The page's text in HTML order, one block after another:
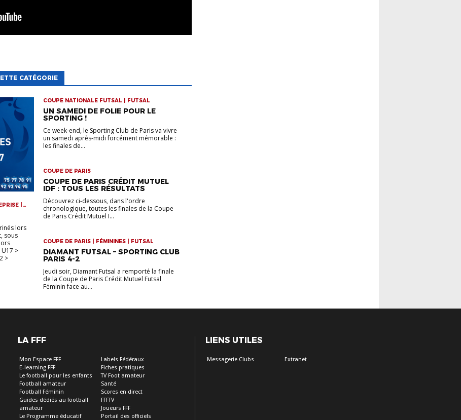
CATÉGORIE
|
lors
sous
U17 >
>
COUPE NATIONALE FUTSAL | FUTSAL
UN SAMEDI DE FOLIE POUR LE
SPORTING !
Ce week-end, le Sporting Club de Paris va vivre
un samedi après-midi forcément mémorable :
les finales de...
COUPE DE PARIS
COUPE DE PARIS CRÉDIT MUTUEL
IDF : TOUS LES RÉSULTATS
Découvrez ci-dessous, dans l'ordre
chronologique, toutes les finales de la Coupe
de Paris Crédit Mutuel I...
COUPE DE PARIS | FÉMININES | FUTSAL
DIAMANT FUTSAL – SPORTING CLUB
PARIS 4-2
Jeudi soir, Diamant Futsal a remporté la finale
de la Coupe de Paris Crédit Mutuel Futsal
Féminin face au...
LA FFF
Mon Espace FFF
E-learning FFF
Le football pour les enfants
Football amateur
Football Féminin
Guides dédiés au football
amateur
Le Programme éducatif
Labels Fédéraux
Fiches pratiques
TV Foot amateur
Santé
Scores en direct
FFFTV
Joueurs FFF
Portail des officiels
LIENS UTILES
Messagerie Clubs Extranet